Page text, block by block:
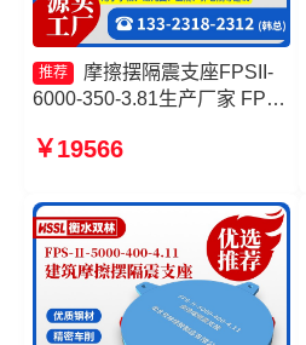
推荐
摩擦摆隔震支座FPSII-
6000-350-3.81生产厂家 FPS-
摆隔震支座FPSII-9000-350-
报价
￥19566